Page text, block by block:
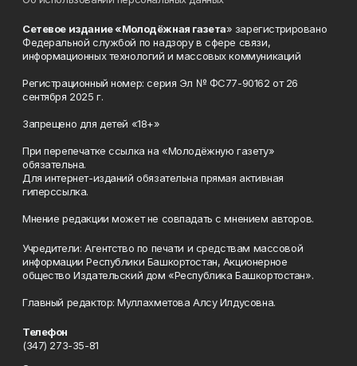
Сетевое издание «Молодёжная газета» зарегистрировано
Федеральной службой по надзору в сфере связи,
информационных технологий и массовых коммуникаций
Регистрационный номер: серия Эл № ФС77-90162 от 26
сентября 2025 г.
Запрещено для детей «18+»
При перепечатке ссылка на «Молодёжную газету»
обязательна.
Для интернет-изданий обязательна прямая активная
гиперссылка.
Мнение редакции может не совпадать с мнением авторов.
Учредители: Агентство по печати и средствам массовой
информации Республики Башкортостан, Акционерное
общество Издательский дом «Республика Башкортостан».
Главный редактор: Муллахметова Алсу Илдусовна.
Телефон
(347) 273-35-81